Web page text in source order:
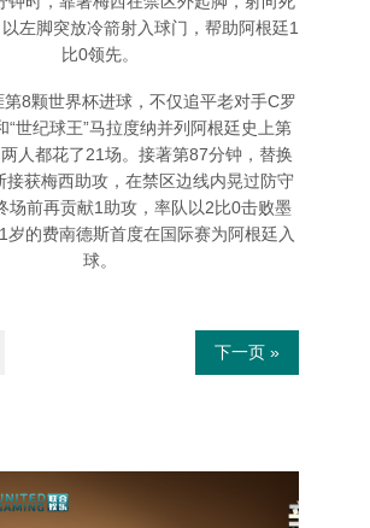
左脚突放冷箭射入球门，帮助阿根廷1
比0领先。
8颗世界杯进球，不仅追平老对手C罗
“世纪球王”马拉度纳并列阿根廷史上第
人都花了21场。接著第87分钟，替换
接获梅西助攻，在禁区边线内晃过防守
场前再贡献1助攻，率队以2比0击败墨
岁的费南德斯首度在国际赛为阿根廷入
球。
下一页 »